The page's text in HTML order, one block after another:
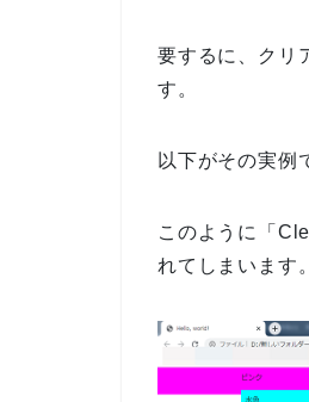
要するに、クリ
す。
以下がその実例
このように「
れてしまいます。